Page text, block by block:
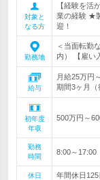
対象と
なる方
【経験を活
業の経験 ★
迎！
勤務地
＜当面転勤
内） 【雇い
給与
月給25万円
期間3ヶ月（
初年度
年収
500万円～
勤務
時間
8:00～17:00
休日
年間休日